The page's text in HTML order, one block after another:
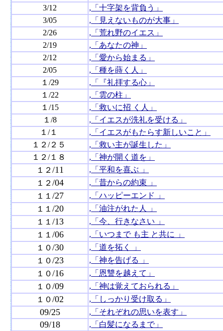
3/12
,「十字架を背負う」
3/05
,「見えないものが大事」
2/26
,「荒れ野のイエス」
2/19
,「あなたの神」
2/12
,「愛から始まる」
2/05
,「種を蒔く人」
１/29
,「『礼拝する心」
１/22
,「雲の柱」
１/15
,「救いに招 く人」
１/8
,「イエスが洗礼を受ける」
１/１
,「イエスがもたらす新しいこと」
１２/２５
,「救い主が誕生した」
１２/１８
,「神が開く道を」
１２ /11
,「平和を喜ぶ 」
１２ /04
,「昔からの約束 」
１１ /27
,「ハッピーエンド 」
１１ /20
,「油注がれた人 」
１１ /13
,「今、行きなさい 」
１１ /06
,「いつまで も主 と共に 」
１０/30
,「道を拓く 」
１０/23
,「神を告げる 」
１０/16
,「恩讐を越えて」
１０/09
,「神は覚えておられる」
１０/02 ,「しっかり受け取る」
09/25 ,「それぞれの思いを表す」
09/18 ,「白髪になるまで」